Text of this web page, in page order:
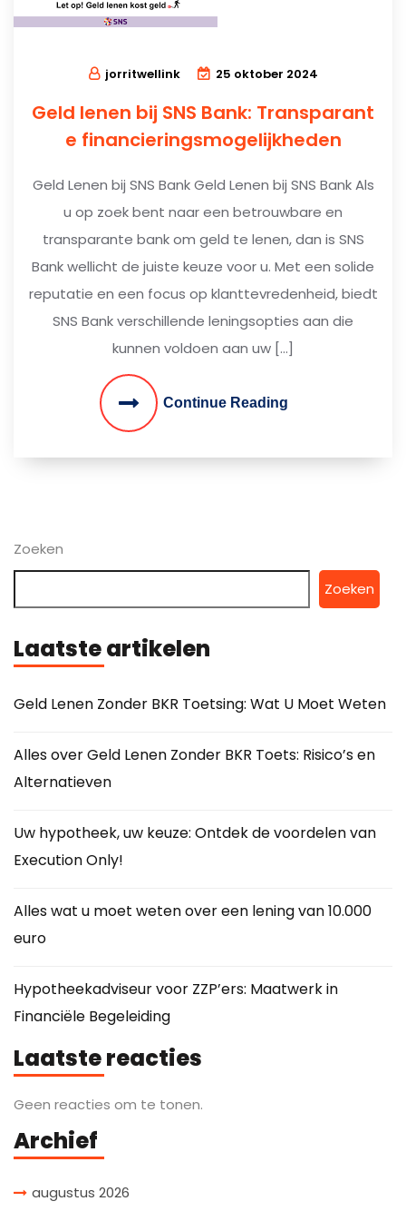
jorritwellink 25 oktober 2024
Geld lenen bij SNS Bank: Transparant
e financieringsmogelijkheden
Geld Lenen bij SNS Bank Geld Lenen bij SNS Bank Als
u op zoek bent naar een betrouwbare en
transparante bank om geld te lenen, dan is SNS
Bank wellicht de juiste keuze voor u. Met een solide
reputatie en een focus op klanttevredenheid, biedt
SNS Bank verschillende leningsopties aan die
kunnen voldoen aan uw […]
Continue Reading
Zoeken
Zoeken
Laatste artikelen
Geld Lenen Zonder BKR Toetsing: Wat U Moet Weten
Alles over Geld Lenen Zonder BKR Toets: Risico’s en
Alternatieven
Uw hypotheek, uw keuze: Ontdek de voordelen van
Execution Only!
Alles wat u moet weten over een lening van 10.000
euro
Hypotheekadviseur voor ZZP’ers: Maatwerk in
Financiële Begeleiding
Laatste reacties
Geen reacties om te tonen.
Archief
augustus 2026